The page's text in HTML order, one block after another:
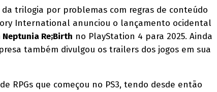
trilogia por problemas com regras de conteúdo
International anunciou o lançamento ocidental
Re;Birth no PlayStation 4 para 2025. Ainda
também divulgou os trailers dos jogos em sua
RPGs que começou no PS3, tendo desde então